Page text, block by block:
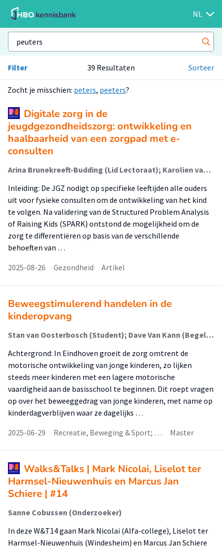
NL
Filter 39 Resultaten Sorteer
Zocht je misschien: peters, peeters?
Digitale zorg in de
jeugdgezondheidszorg: ontwikkeling en
haalbaarheid van een zorgpad met e-
consulten
Arina Brunekreeft-Budding (Lid Lectoraat); Karolien van Puyenbroeck; Sanne van Baal; Henk van Stel; Ingrid Staal
Inleiding: De JGZ nodigt op specifieke leeftijden alle ouders
uit voor fysieke consulten om de ontwikkeling van het kind
te volgen. Na validering van de Structured Problem Analysis
of Raising Kids (SPARK) ontstond de mogelijkheid om de
zorg te differentiëren op basis van de verschillende
behoeften van …
2025-08-26
Gezondheid Artikel
Beweegstimulerend handelen in de
kinderopvang
Stan van Oosterbosch (Student); Dave Van Kann (Begeleider)
Achtergrond: In Eindhoven groeit de zorg omtrent de
motorische ontwikkeling van jonge kinderen, zo lijken
steeds meer kinderen met een lagere motorische
vaardigheid aan de basisschool te beginnen. Dit roept vragen
op over het beweeggedrag van jonge kinderen, met name op
kinderdagverblijven waar ze dagelijks …
2025-06-29
Recreatie, Beweging & Sport; … Master
Walks&Talks | Mark Nicolai, Liselot ter
Harmsel-Nieuwenhuis en Marcus Jan
Schiere | #14
Sanne Cobussen (Onderzoeker)
In deze W&T14 gaan Mark Nicolai (Alfa-college), Liselot ter
Harmsel-Nieuwenhuis (Windesheim) en Marcus Jan Schiere